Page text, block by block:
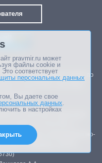
в Федеральной службе по
технологий и массовых
от 13.06.2023 г. (внесение
77-44847 от 03.05.2011 г.)
организация информационно-
(АНО «Правмир») (ОГРН
pravmir.ru может
файлы cookie и
соответствует
персональных данных
Вы даете свое
данных.
в настройках